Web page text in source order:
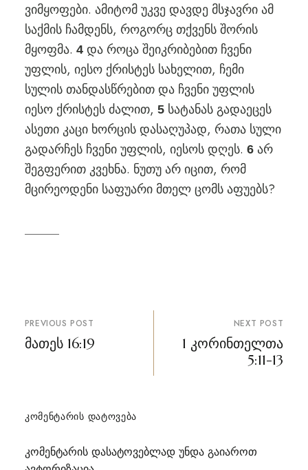
ვიმყოფები. ამიტომ უკვე დავდე მსჯავრი ამ
საქმის ჩამდენს, როგორც თქვენს შორის
მყოფმა. 4 და როცა შეიკრიბებით ჩვენი
უფლის, იესო ქრისტეს სახელით, ჩემი
სულის თანდასწრებით და ჩვენი უფლის
იესო ქრისტეს ძალით, 5 სატანას გადაეცეს
ასეთი კაცი ხორცის დასაღუპად, რათა სული
გადარჩეს ჩვენი უფლის, იესოს დღეს. 6 არ
შეგფერით კვეხნა. ნუთუ არ იცით, რომ
მცირეოდენი საფუარი მთელ ცომს აფუებს?
პოსტის
ნავიგაცია
PREVIOUS POST
მათეს 16:19
NEXT POST
1 კორინთელთა
5:11-13
ᲙᲝᲛᲔᲜᲢᲐᲠᲘᲡ ᲓᲐᲢᲝᲕᲔᲑᲐ
კომენტარის დასატოვებლად უნდა გაიაროთ